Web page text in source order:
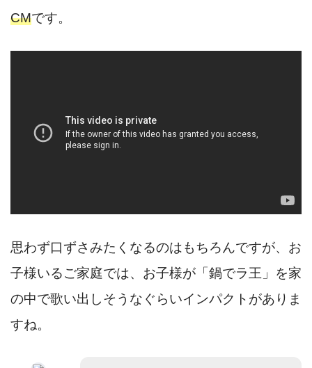
CMです。
思わず口ずさみたくなるのはもちろんですが、お
子様いるご家庭では、お子様が「鍋でラ王」を家
の中で歌い出しそうなぐらいインパクトがありま
すね。